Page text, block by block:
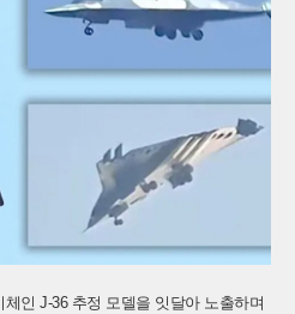
인 J-36 추정 모델을 잇달아 노출하며